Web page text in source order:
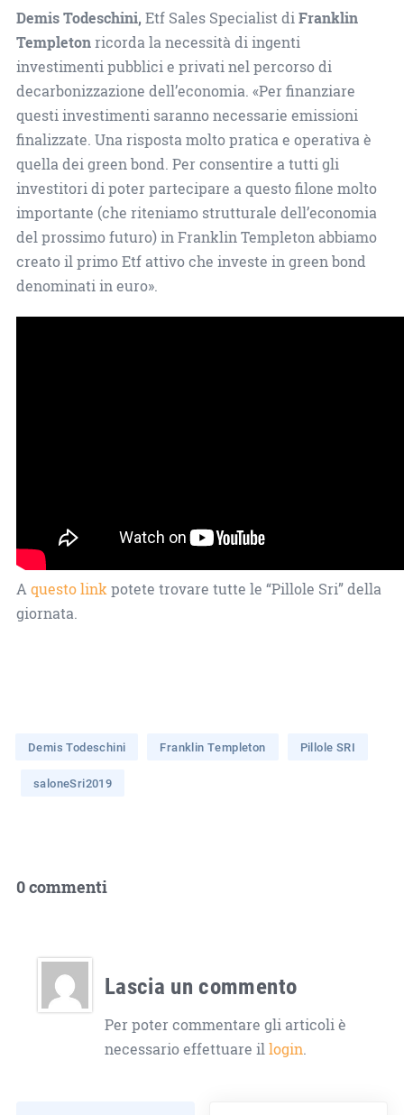
Demis Todeschini, Etf Sales Specialist diFranklin
Templetonricorda la necessità di ingenti
investimenti pubblici e privati nel percorso di
decarbonizzazione dell’economia. «Per finanziare
questi investimenti saranno necessarie emissioni
finalizzate. Una risposta molto pratica e operativa è
quella dei green bond. Per consentire a tutti gli
investitori di poter partecipare a questo filone molto
importante (che riteniamo strutturale dell’economia
del prossimo futuro) in Franklin Templeton abbiamo
creato il primo Etf attivo che investe in green bond
denominati in euro».
Aquesto linkpotete trovare tutte le “Pillole Sri” della
giornata.
Demis Todeschini Franklin Templeton Pillole SRI
saloneSri2019
0 commenti
Lascia un commento
Per poter commentare gli articoli è
necessario effettuare illogin.